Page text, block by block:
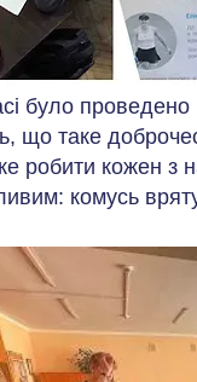
було проведено
що таке
робити кожен з
комусь